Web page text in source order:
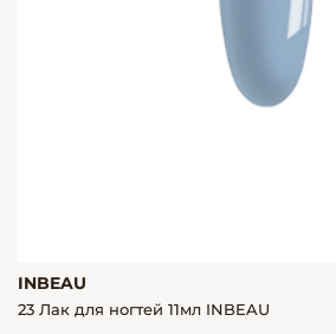
INBEAU
23 Лак для ногтей 11мл INBEAU